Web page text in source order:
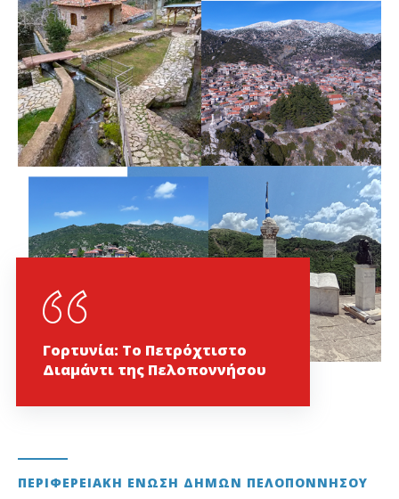
Γορτυνία: Το Πετρόχτιστο
Διαμάντι της Πελοποννήσου
ΠΕΡΙΦΕΡΕΙΑΚΉ ΈΝΩΣΗ ΔΉΜΩΝ ΠΕΛΟΠΟΝΝΉΣΟΥ